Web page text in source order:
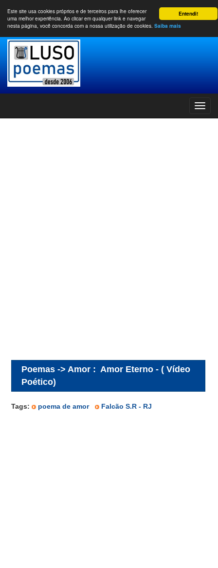
Entendi!
Este site usa cookies próprios e de terceiros para lhe oferecer
uma melhor experiência. Ao clicar em qualquer link e navegar
nesta página, você concorda com a nossa utilização de cookies. Saiba mais
Poemas -> Amor : Amor Eterno - ( Vídeo
Poético)
Tags: poema de amor Falcão S.R - RJ